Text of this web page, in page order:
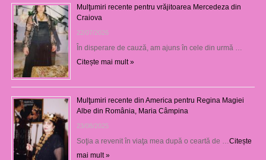
Mulţumiri recente pentru vrăjitoarea Mercedeza din
Craiova
22/07/2026
În disperare de cauză, am ajuns în cele din urmă …
Citește mai mult »
Mulţumiri recente din America pentru Regina Magiei
Albe din România, Maria Câmpina
23/08/2025
Soţia a revenit în viaţa mea după o ceartă de … Citește
mai mult »